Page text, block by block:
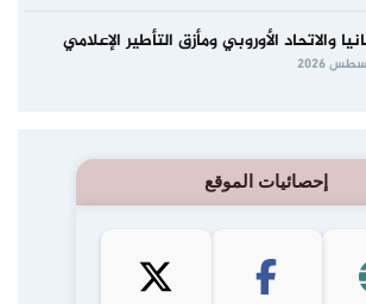
والاتحاد الأوروبي ومأزق التأطير الإعلامي
إحصائيات الموقع